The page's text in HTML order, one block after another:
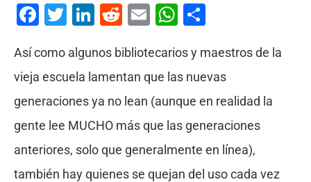
Facebook
Twitter
LinkedIn
Reddit
EmailWhatsApp
Así como algunos bibliotecarios y maestros de la
vieja escuela lamentan que las nuevas
generaciones ya no lean (aunque en realidad la
gente lee MUCHO más que las generaciones
anteriores, solo que generalmente en línea),
también hay quienes se quejan del uso cada vez